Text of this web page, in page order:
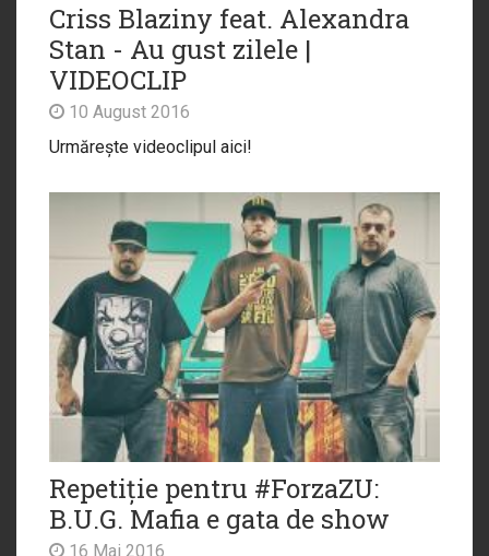
Criss Blaziny feat. Alexandra
Stan - Au gust zilele |
VIDEOCLIP
10 August 2016
Urmărește videoclipul aici!
Repetiție pentru #ForzaZU:
B.U.G. Mafia e gata de show
16 Mai 2016